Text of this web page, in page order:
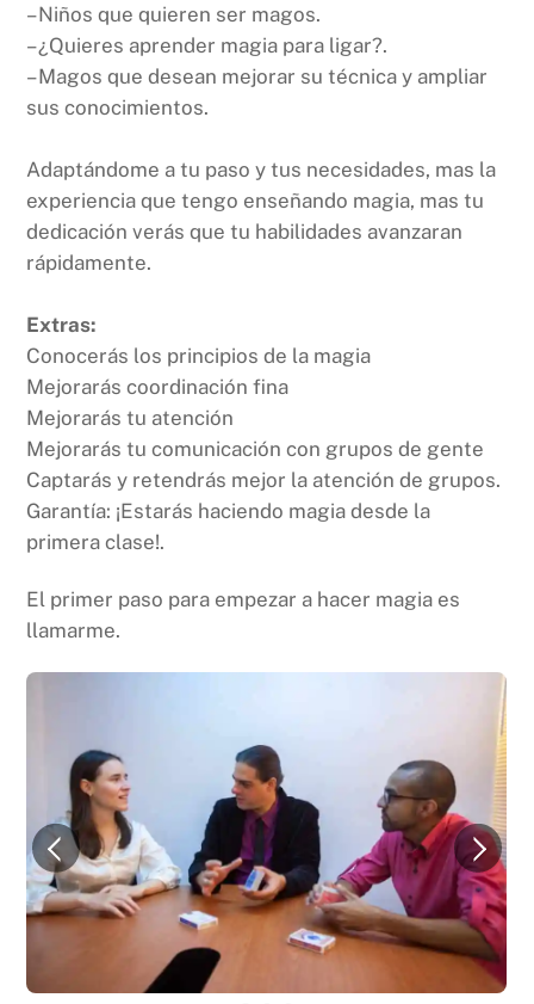
– Niños que quieren ser magos.
– ¿Quieres aprender magia para ligar?.
– Magos que desean mejorar su técnica y ampliar
sus conocimientos.
Adaptándome a tu paso y tus necesidades, mas la
experiencia que tengo enseñando magia, mas tu
dedicación verás que tu habilidades avanzaran
rápidamente.
Extras:
Conocerás los principios de la magia
Mejorarás coordinación fina
Mejorarás tu atención
Mejorarás tu comunicación con grupos de gente
Captarás y retendrás mejor la atención de grupos.
Garantía: ¡Estarás haciendo magia desde la
primera clase!.
El primer paso para empezar a hacer magia es
llamarme.